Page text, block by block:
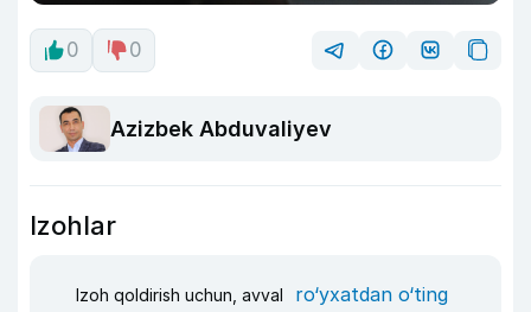
0 0
Azizbek Abduvaliyev
Izohlar
Izoh qoldirish uchun, avval ro‘yxatdan o‘ting